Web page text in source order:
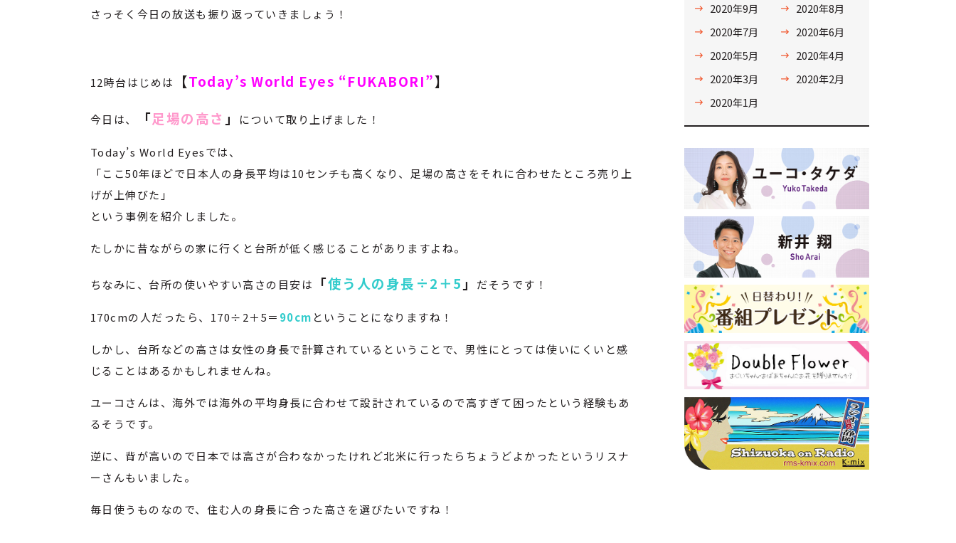
さっそく今日の放送も振り返っていきましょう！
12時台はじめは 【Today’s World Eyes “FUKABORI”】
今日は、 「足場の高さ 」 について取り上げました！
Today’s World Eyesでは、
「ここ50年ほどで日本人の身長平均は10センチも高くなり、足場の高さをそれに合わせたところ売り上
げが上伸びた」
という事例を紹介しました。
たしかに昔ながらの家に行くと台所が低く感じることがありますよね。
ちなみに、台所の使いやすい高さの目安は 「使う人の身長÷2＋5 」 だそうです！
170cmの人だったら、170÷2＋5＝ 90cm ということになりますね！
しかし、台所などの高さは女性の身長で計算されているということで、男性にとっては使いにくいと感
じることはあるかもしれませんね。
ユーコさんは、海外では海外の平均身長に合わせて設計されているので高すぎて困ったという経験もあ
るそうです。
逆に、背が高いので日本では高さが合わなかったけれど北米に行ったらちょうどよかったというリスナ
ーさんもいました。
毎日使うものなので、住む人の身長に合った高さを選びたいですね！
2020年9月
2020年8月
2020年7月
2020年6月
2020年5月
2020年4月
2020年3月
2020年2月
2020年1月